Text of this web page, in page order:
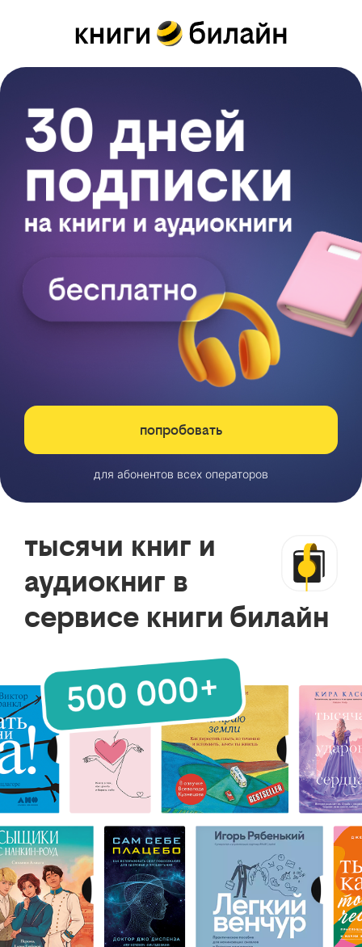
попробовать
для абонентов всех операторов
тысячи книг и
аудиокниг в
сервисе книги билайн